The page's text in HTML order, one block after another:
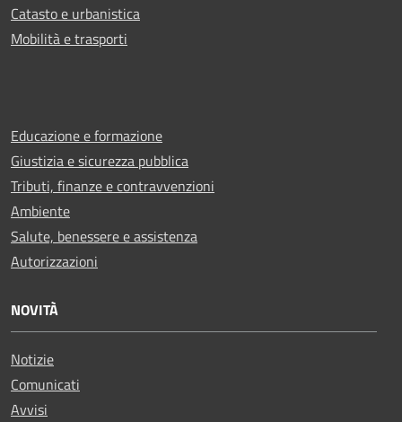
Catasto e urbanistica
Mobilità e trasporti
Educazione e formazione
Giustizia e sicurezza pubblica
Tributi, finanze e contravvenzioni
Ambiente
Salute, benessere e assistenza
Autorizzazioni
NOVITÀ
Notizie
Comunicati
Avvisi